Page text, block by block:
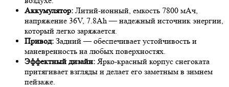
Аккумулятор: Литий-ионный, емкость 7800 мАч,
напряжение 36V, 7.8Ah — надежный источник энергии,
который легко заряжается.
Привод: Задний — обеспечивает устойчивость и
маневренность на любых поверхностях.
Эффектный дизайн: Ярко-красный корпус снегоката
притягивает взгляды и делает его заметным в зимнем
пейзаже.